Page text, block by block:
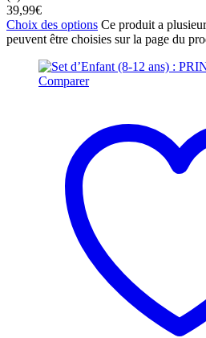
39,99€
Choix des options Ce produit a
peuvent être choisies sur la page du
Comparer